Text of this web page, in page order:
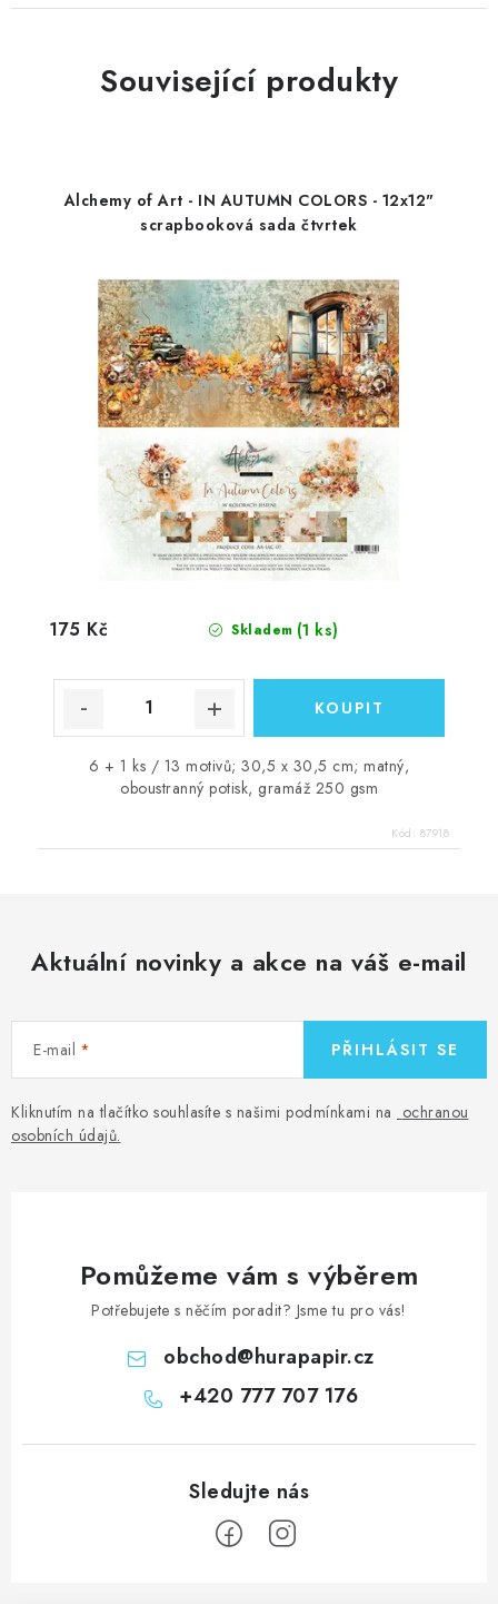
Související produkty
Alchemy of Art - IN AUTUMN COLORS - 12x12"
scrapbooková sada čtvrtek
Skladem (1 ks)
175 Kč
6 + 1 ks / 13 motivů; 30,5 x 30,5 cm; matný,
oboustranný potisk, gramáž 250 gsm
Kód: 87918
Aktuální novinky a akce na váš e-mail
E-mail
Kliknutím na tlačítko souhlasíte s našimi podmínkami na ochranou
osobních údajů.
PŘIHLÁSIT SE
Pomůžeme vám s výběrem
Potřebujete s něčím poradit? Jsme tu pro vás!
obchod@hurapapir.cz
+420 777 707 176